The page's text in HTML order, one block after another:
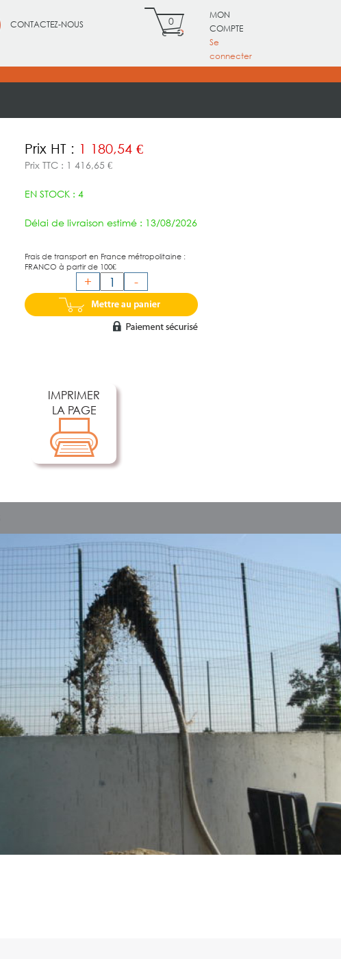
CONTACTEZ-NOUS 0
MON
COMPTE
Se
connecter
Prix HT : 1 180,54 €
Prix TTC : 1 416,65 €
EN STOCK : 4
Délai de livraison estimé : 13/08/2026
Frais de transport en France métropolitaine :
FRANCO à partir de 100€
+ -
IMPRIMER
LA PAGE